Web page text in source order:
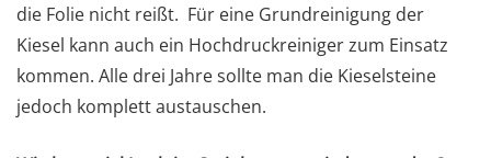
die Folie nicht reißt. Für eine Grundreinigung der
Kiesel kann auch ein Hochdruckreiniger zum Einsatz
kommen. Alle drei Jahre sollte man die Kieselsteine
jedoch komplett austauschen.